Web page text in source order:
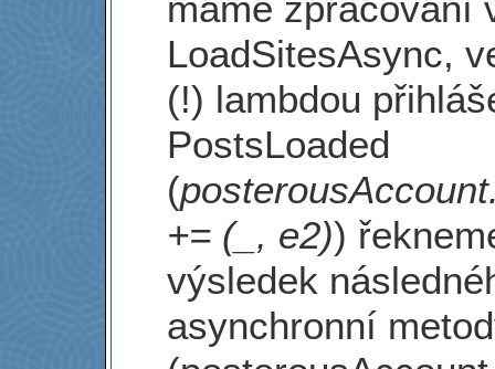
máme zpracování
LoadSitesAsync,
(!) lambdou
PostsLoaded
(
+= (_, e2))
výsledek
asynchronní